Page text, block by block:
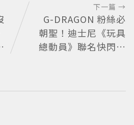
下一篇 →
G-DRAGON 粉絲必
朝聖！迪士尼《玩具
總動員》聯名快閃店